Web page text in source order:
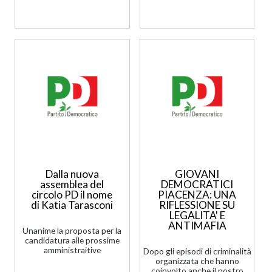
Dalla nuova
assemblea del
circolo PD il nome
di Katia Tarasconi
Unanime la proposta per la
candidatura alle prossime
amministraitive
GIOVANI
DEMOCRATICI
PIACENZA: UNA
RIFLESSIONE SU
LEGALITA' E
ANTIMAFIA
Dopo gli episodi di criminalità
organizzata che hanno